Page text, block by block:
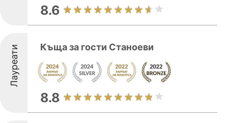
8.6
Лауреати Къща за гости Станоеви
8.8